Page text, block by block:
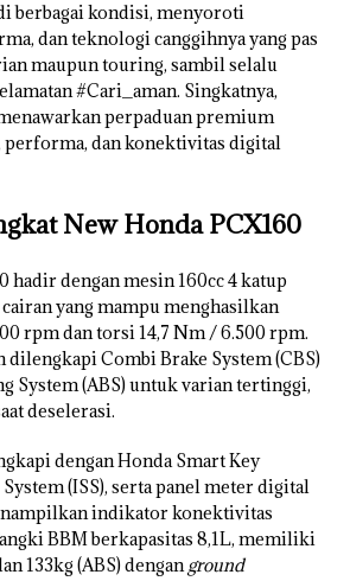
berbagai kondisi, menyoroti
dan teknologi canggihnya yang pas
maupun touring, sambil selalu
#Cari_aman. Singkatnya,
perpaduan premium
performa, dan konektivitas digital
New Honda PCX160
hadir dengan mesin 160cc 4 katup
yang mampu menghasilkan
rpm dan torsi 14,7 Nm / 6.500 rpm.
dilengkapi Combi Brake System (CBS)
System (ABS) untuk varian tertinggi,
deselerasi.
dengan Honda Smart Key
(ISS), serta panel meter digital
indikator konektivitas
BBM berkapasitas 8,1L, memiliki
133kg (ABS) denganground